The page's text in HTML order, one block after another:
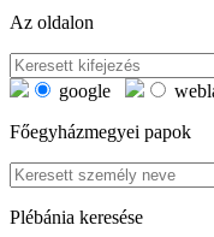
Az oldalon
google
Főegyházmegyei papok
Plébánia keresése